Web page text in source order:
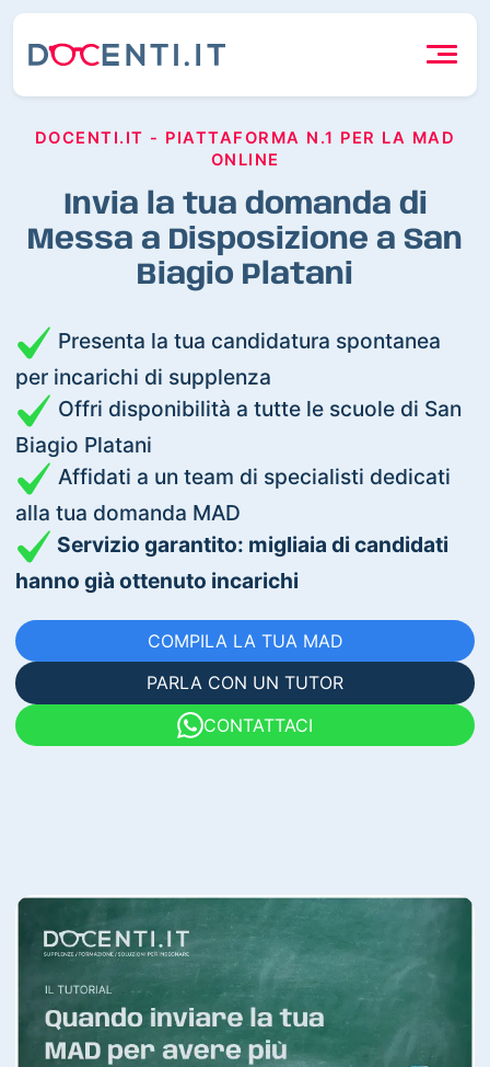
DOCENTI.IT - PIATTAFORMA N.1 PER LA MAD
ONLINE
Invia la tua domanda di
Messa a Disposizione a San
Biagio Platani
Presenta la tua candidatura spontanea
per incarichi di supplenza
Offri disponibilità a tutte le scuole di San
Biagio Platani
Affidati a un team di specialisti dedicati
alla tua domanda MAD
Servizio garantito: migliaia di candidati
hanno già ottenuto incarichi
COMPILA LA TUA MAD
PARLA CON UN TUTOR
CONTATTACI